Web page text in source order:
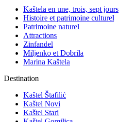
Kaštela en une, trois, sept jours
Histoire et patrimoine culturel
Patrimoine naturel
Attractions
Zinfandel
Miljenko et Dobrila
Marina Kaštela
Destination
Kaštel Štafilić
Kaštel Novi
Kaštel Stari